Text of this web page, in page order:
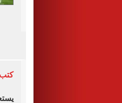
كتب